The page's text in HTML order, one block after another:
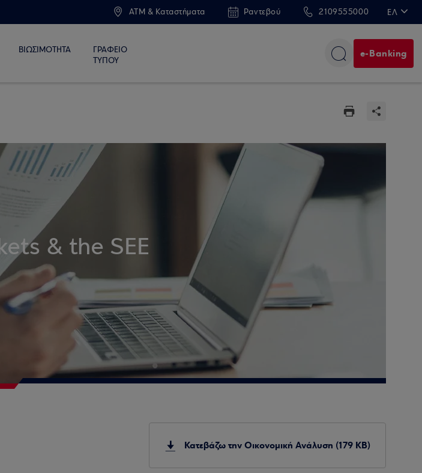
ATM & Καταστήματα Ραντεβού 2109555000 ΕΛ
ΒΙΩΣΙΜΟΤΗΤΑ
ΓΡΑΦΕΙΟ
ΤΥΠΟΥ
e-Banking
& the SEE
Κατεβάζω την Οικονομική Ανάλυση (179 KB)